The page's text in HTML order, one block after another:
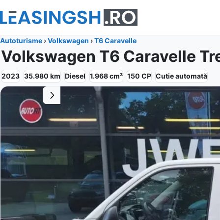
Autoturisme ›Volkswagen ›T6 Caravelle
Volkswagen T6 Caravelle
2023 35.980 km Diesel 1.968cm³ 150 CP Cutieautomată